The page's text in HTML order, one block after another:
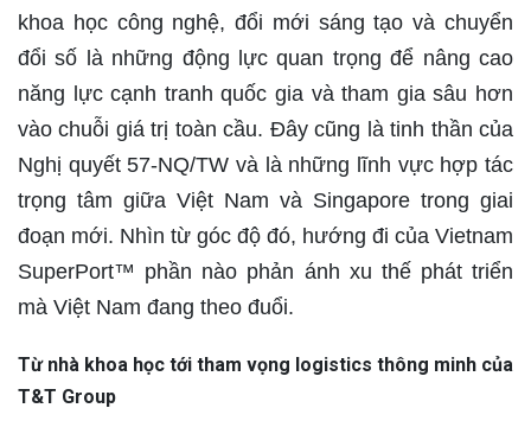
khoa học công nghệ, đổi mới sáng tạo và chuyển
đổi số là những động lực quan trọng để nâng cao
năng lực cạnh tranh quốc gia và tham gia sâu hơn
vào chuỗi giá trị toàn cầu. Đây cũng là tinh thần của
Nghị quyết 57-NQ/TW và là những lĩnh vực hợp tác
trọng tâm giữa Việt Nam và Singapore trong giai
đoạn mới. Nhìn từ góc độ đó, hướng đi của Vietnam
SuperPort™ phần nào phản ánh xu thế phát triển
mà Việt Nam đang theo đuổi.
Từ nhà khoa học tới tham vọng logistics thông minh của
T&T Group